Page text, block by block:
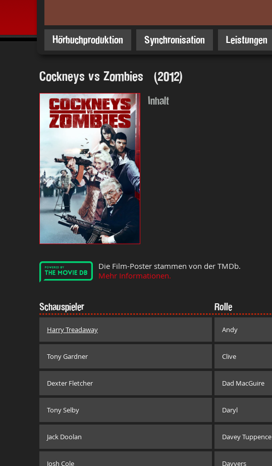
Hörbuchproduktion Synchronisation Leistungen
Cockneys vs Zombies (2012)
Inhalt
Die Film-Poster stammen von der TMDb.
Mehr Informationen.
Schauspieler Rolle
Harry Treadaway Andy
Tony Gardner Clive
Dexter Fletcher Dad MacGuire
Tony Selby Daryl
Jack Doolan Davey Tuppence
Josh Cole Davvers